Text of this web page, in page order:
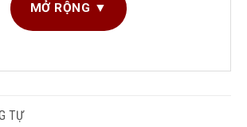
Alain Navarre Prestige – Tinh hoa
thượng hạng từ Pháp
Champagne Alain Navarre Prestige
MỞ RỘNG ▼
TỰ